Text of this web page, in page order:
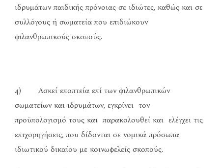
ιδρυμάτων παιδικής πρόνοιας σε ιδιώτες, καθώς και σε
συλλόγους ή σωματεία που επιδιώκουν
φιλανθρωπικούς σκοπούς.
4) Ασκεί εποπτεία επί των φιλανθρωπικών
σωματείων και ιδρυμάτων, εγκρίνει τον
προϋπολογισμό τους και παρακολουθεί και ελέγχει τις
επιχορηγήσεις, που δίδονται σε νομικά πρόσωπα
ιδιωτικού δικαίου με κοινωφελείς σκοπούς.